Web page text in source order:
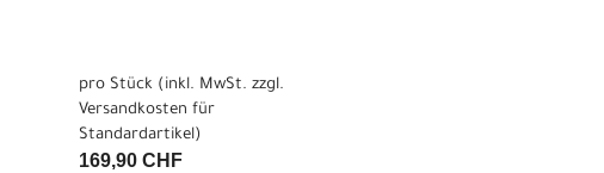
pro Stück (inkl. MwSt. zzgl.
Versandkosten für
Standardartikel)
169,90 CHF